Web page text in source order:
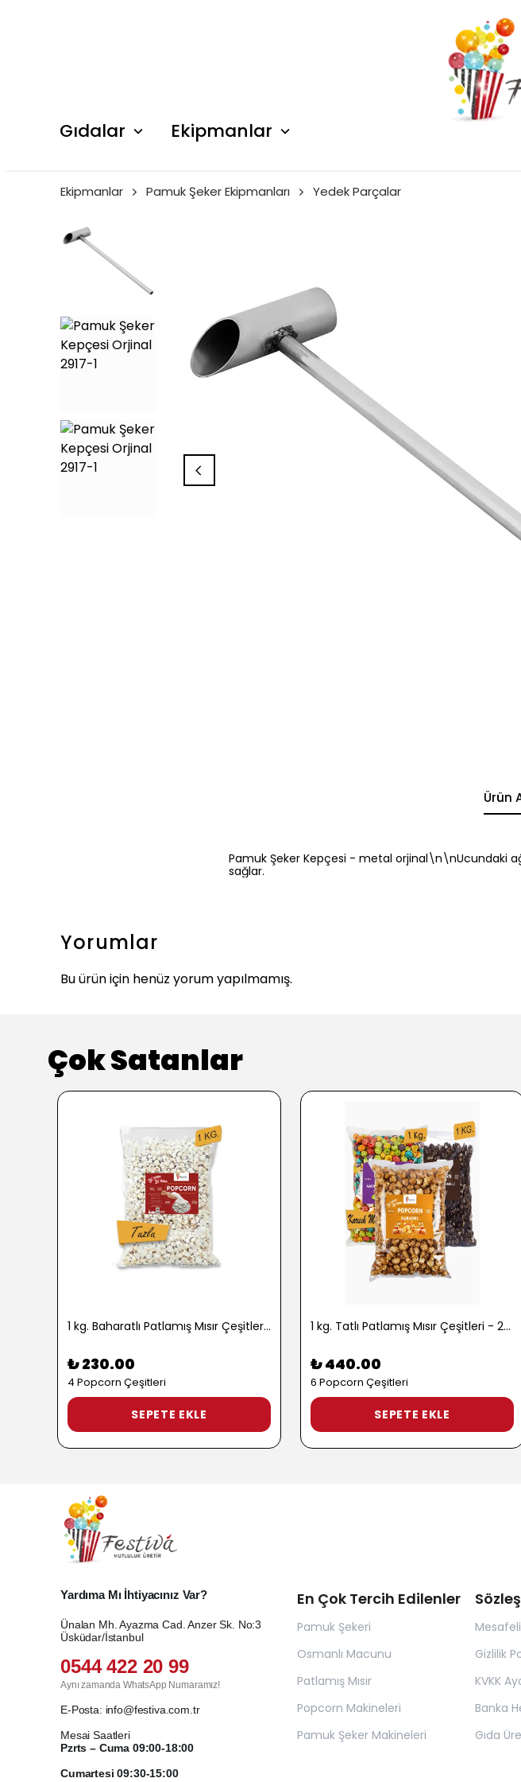
Gıdalar Ekipmanlar
Ekipmanlar Pamuk Şeker Ekipmanları Yedek Parçalar
Ürün
Pamuk Şeker Kepçesi - metal orjinal\n\nUcundaki
sağlar.
Yorumlar
Bu ürün için henüz yorum yapılmamış.
Çok Satanlar
1 kg. Baharatlı Patlamış Mısır Çeşitleri - 2724
₺ 230.00
4 Popcorn Çeşitleri
SEPETE EKLE
1 kg. Tatlı Patlamış Mısır Çeşitleri - 2722
₺ 440.00
6 Popcorn Çeşitleri
SEPETE EKLE
En Çok Tercih Edilenler
Pamuk Şekeri
Osmanlı Macunu
Patlamış Mısır
Popcorn Makineleri
Pamuk Şeker Makineleri
Gizlilik
KVKK
Banka
Gıda
Yardıma Mı İhtiyacınız Var?
Ünalan Mh. Ayazma Cad. Anzer Sk. No:3
Üsküdar/İstanbul
0544 422 20 99
Aynı zamanda WhatsApp Numaramız!
E-Posta: info@festiva.com.tr
Mesai Saatleri
Pzrts – Cuma 09:00-18:00
Cumartesi 09:30-15:00